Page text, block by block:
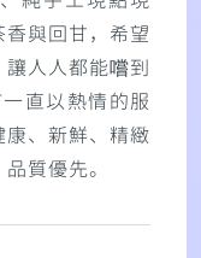
與回甘，希望
人人都能嚐到
直以熱情的服
、新鮮、精緻
質優先。